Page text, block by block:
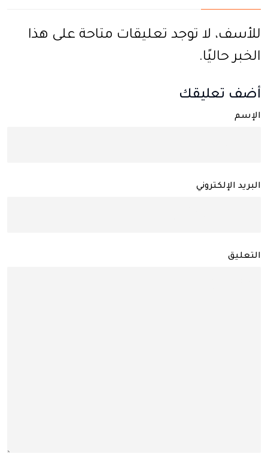
للأسف، لا توجد تعليقات متاحة على هذا
الخبر حاليًا.
أضف تعليقك
الإسم
البريد الإلكتروني
التعليق